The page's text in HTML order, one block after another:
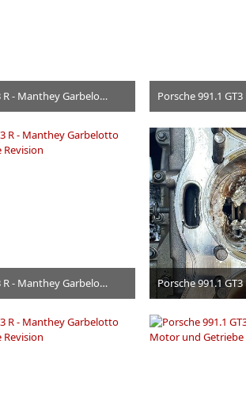
Porsche 991.1 GT3 R - Manthey Garbelotto Motor und Getriebe Revision
24. Juni 2026
Porsche 991.1 GT3 R - Manthey Garbelotto Motor und Getriebe Revision
24. Juni 2026